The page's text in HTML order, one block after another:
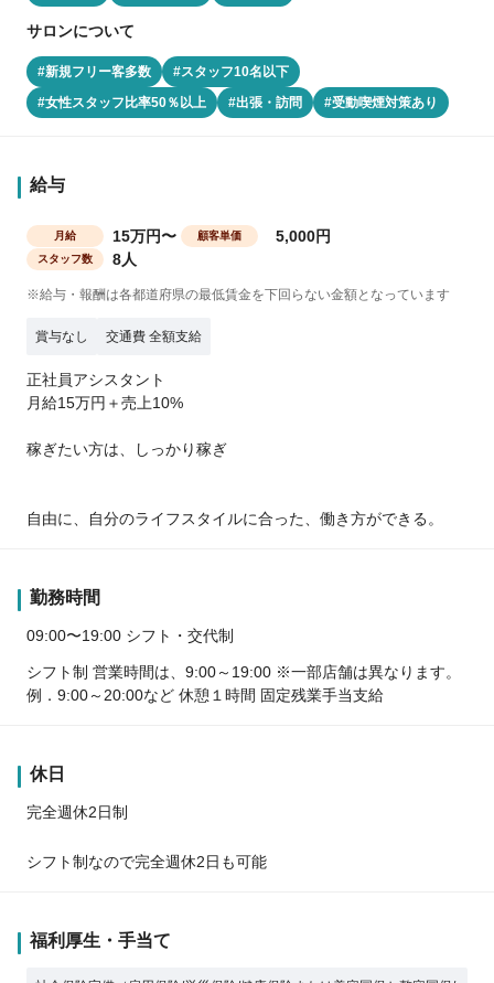
サロンについて
#新規フリー客多数
#スタッフ10名以下
#女性スタッフ比率50％以上
#出張・訪問 #受動喫煙対策あり
給与
月給 15万円〜 顧客単価 5,000円
スタッフ数 8人
※給与・報酬は各都道府県の最低賃金を下回らない金額となっています
賞与なし 交通費 全額支給
正社員アシスタント
月給15万円＋売上10%
稼ぎたい方は、しっかり稼ぎ
自由に、自分のライフスタイルに合った、働き方ができる。
勤務時間
09:00〜19:00 シフト・交代制
シフト制 営業時間は、9:00～19:00 ※一部店舗は異なります。
例．9:00～20:00など 休憩１時間 固定残業手当支給
休日
完全週休2日制
シフト制なので完全週休2日も可能
福利厚生・手当て